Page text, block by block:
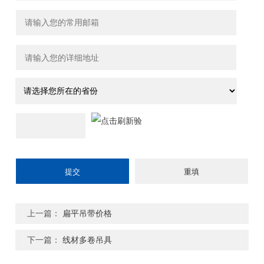
上一篇： 扁平吊带价格
下一篇：线材多卷吊具